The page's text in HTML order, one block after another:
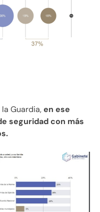
Guardia,en ese
seguridad con más